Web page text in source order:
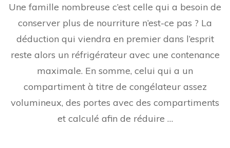
Une famille nombreuse c’est celle qui a besoin de
conserver plus de nourriture n’est-ce pas ? La
déduction qui viendra en premier dans l’esprit
reste alors un réfrigérateur avec une contenance
maximale. En somme, celui qui a un
compartiment à titre de congélateur assez
volumineux, des portes avec des compartiments
et calculé afin de réduire …